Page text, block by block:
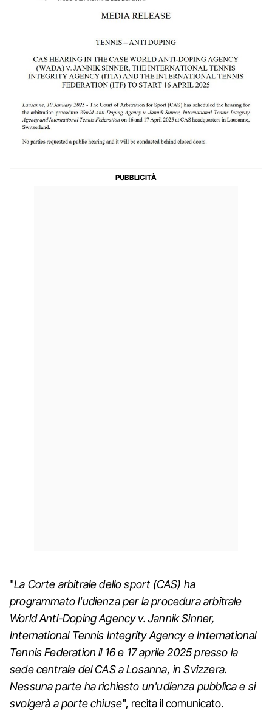
"La Corte arbitrale dello sport (CAS) ha
programmato l'udienza per la procedura arbitrale
World Anti-Doping Agency v. Jannik Sinner,
International Tennis Integrity Agency e International
Tennis Federation il 16 e 17 aprile 2025 presso la
sede centrale del CAS a Losanna, in Svizzera.
Nessuna parte ha richiesto un'udienza pubblica e si
svolgerà a porte chiuse", recita il comunicato.